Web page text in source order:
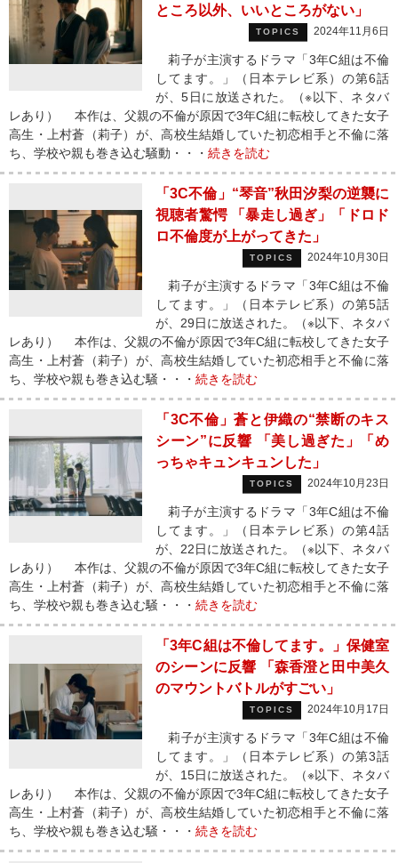
ところ以外、いいところがない」
TOPICS 2024年11月6日
莉子が主演するドラマ「3年C組は不倫
してます。」（日本テレビ系）の第6話
が、5日に放送された。（※以下、ネタバ
レあり） 本作は、父親の不倫が原因で3年C組に転校してきた女子
高生・上村蒼（莉子）が、高校生結婚していた初恋相手と不倫に落
ち、学校や親も巻き込む騒動・・・ 続きを読む
「3C不倫」“琴音”秋田汐梨の逆襲に
視聴者驚愕 「暴走し過ぎ」「ドロド
ロ不倫度が上がってきた」
TOPICS 2024年10月30日
莉子が主演するドラマ「3年C組は不倫
してます。」（日本テレビ系）の第5話
が、29日に放送された。（※以下、ネタバ
レあり） 本作は、父親の不倫が原因で3年C組に転校してきた女子
高生・上村蒼（莉子）が、高校生結婚していた初恋相手と不倫に落
ち、学校や親も巻き込む騒・・・ 続きを読む
「3C不倫」蒼と伊織の“禁断のキス
シーン”に反響 「美し過ぎた」「め
っちゃキュンキュンした」
TOPICS 2024年10月23日
莉子が主演するドラマ「3年C組は不倫
してます。」（日本テレビ系）の第4話
が、22日に放送された。（※以下、ネタバ
レあり） 本作は、父親の不倫が原因で3年C組に転校してきた女子
高生・上村蒼（莉子）が、高校生結婚していた初恋相手と不倫に落
ち、学校や親も巻き込む騒・・・ 続きを読む
「3年C組は不倫してます。」保健室
のシーンに反響 「森香澄と田中美久
のマウントバトルがすごい」
TOPICS 2024年10月17日
莉子が主演するドラマ「3年C組は不倫
してます。」（日本テレビ系）の第3話
が、15日に放送された。（※以下、ネタバ
レあり） 本作は、父親の不倫が原因で3年C組に転校してきた女子
高生・上村蒼（莉子）が、高校生結婚していた初恋相手と不倫に落
ち、学校や親も巻き込む騒・・・ 続きを読む